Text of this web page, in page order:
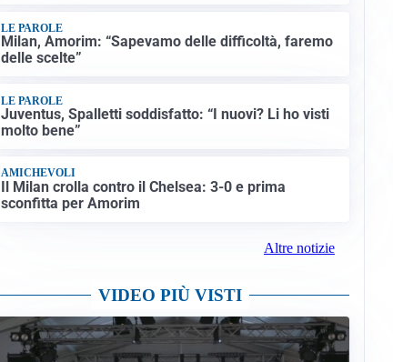
LE PAROLE
Milan, Amorim: “Sapevamo delle difficoltà, faremo
delle scelte”
LE PAROLE
Juventus, Spalletti soddisfatto: “I nuovi? Li ho visti
molto bene”
AMICHEVOLI
Il Milan crolla contro il Chelsea: 3-0 e prima
sconfitta per Amorim
Altre notizie
VIDEO PIÙ VISTI